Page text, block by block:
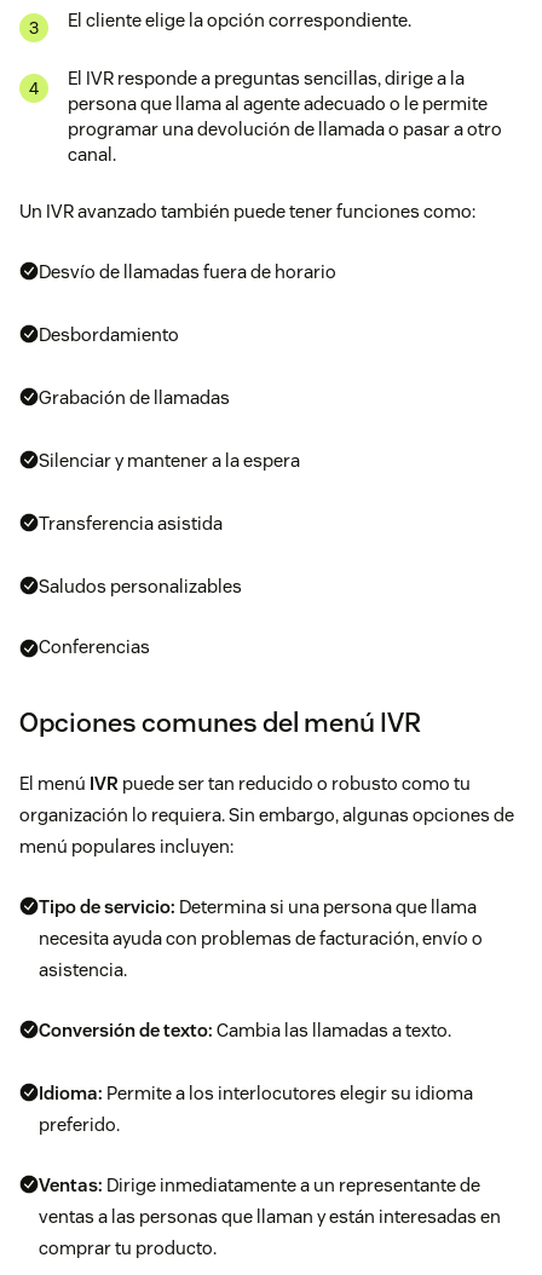
El cliente elige la opción correspondiente.
El IVR responde a preguntas sencillas, dirige a la
persona que llama al agente adecuado o le permite
programar una devolución de llamada o pasar a otro
canal.
Un IVR avanzado también puede tener funciones como:
Desvío de llamadas fuera de horario
Desbordamiento
Grabación de llamadas
Silenciar y mantener a la espera
Transferencia asistida
Saludos personalizables
Conferencias
Opciones comunes del menú IVR
El menú IVR puede ser tan reducido o robusto como tu
organización lo requiera. Sin embargo, algunas opciones de
menú populares incluyen:
Tipo de servicio: Determina si una persona que llama
necesita ayuda con problemas de facturación, envío o
asistencia.
Conversión de texto: Cambia las llamadas a texto.
Idioma: Permite a los interlocutores elegir su idioma
preferido.
Ventas: Dirige inmediatamente a un representante de
ventas a las personas que llaman y están interesadas en
comprar tu producto.